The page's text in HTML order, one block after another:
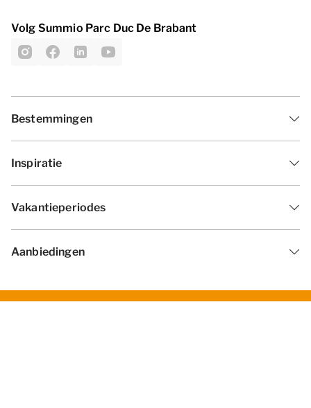
Volg Summio Parc Duc De Brabant
Bestemmingen
Inspiratie
Vakantieperiodes
Aanbiedingen